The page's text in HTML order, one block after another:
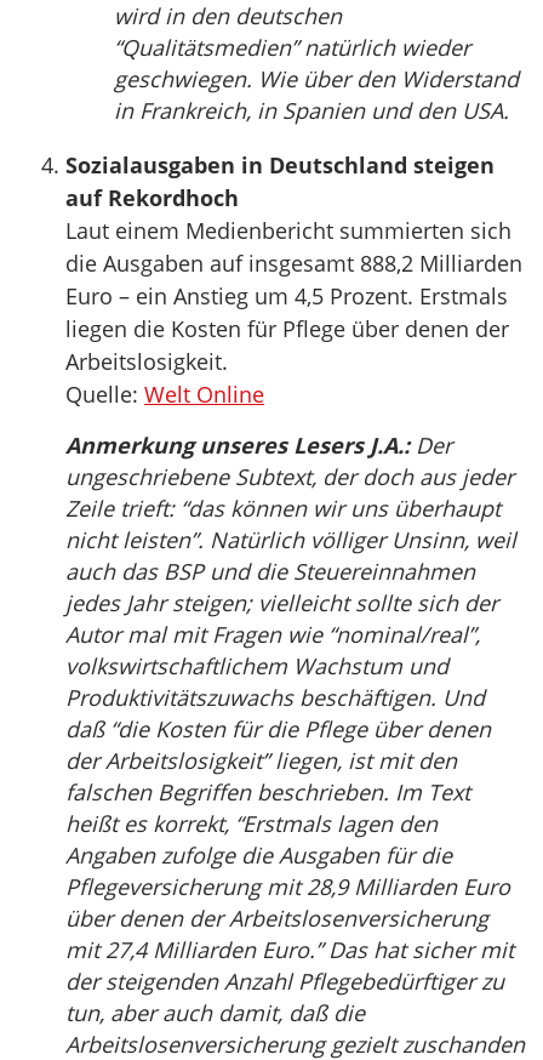
wird in den deutschen
“Qualitätsmedien” natürlich wieder
geschwiegen. Wie über den Widerstand
in Frankreich, in Spanien und den USA.
Sozialausgaben in Deutschland steigen
auf Rekordhoch
Laut einem Medienbericht summierten sich
die Ausgaben auf insgesamt 888,2 Milliarden
Euro – ein Anstieg um 4,5 Prozent. Erstmals
liegen die Kosten für Pflege über denen der
Arbeitslosigkeit.
Quelle: Welt Online
Anmerkung unseres Lesers J.A.:Der
ungeschriebene Subtext, der doch aus jeder
Zeile trieft: “das können wir uns überhaupt
nicht leisten”. Natürlich völliger Unsinn, weil
auch das BSP und die Steuereinnahmen
jedes Jahr steigen; vielleicht sollte sich der
Autor mal mit Fragen wie “nominal/real”,
volkswirtschaftlichem Wachstum und
Produktivitätszuwachs beschäftigen. Und
daß “die Kosten für die Pflege über denen
der Arbeitslosigkeit” liegen, ist mit den
falschen Begriffen beschrieben. Im Text
heißt es korrekt, “Erstmals lagen den
Angaben zufolge die Ausgaben für die
Pflegeversicherung mit 28,9 Milliarden Euro
über denen der Arbeitslosenversicherung
mit 27,4 Milliarden Euro.” Das hat sicher mit
der steigenden Anzahl Pflegebedürftiger zu
tun, aber auch damit, daß die
Arbeitslosenversicherung gezielt zuschanden